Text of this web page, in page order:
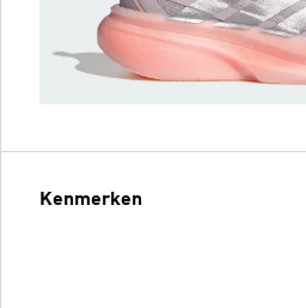
Kenmerken